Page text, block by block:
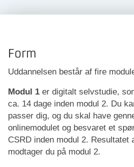
Form
Uddannelsen består af fire
Modul 1 er digitalt selvstudie,
ca. 14 dage inden modul 2. Du
passer dig, og du skal have
onlinemodulet og besvaret et
CSRD inden modul 2. Resultatet
modtager du på modul 2.